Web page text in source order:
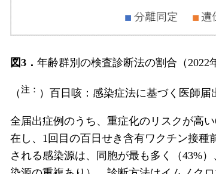
図3． 年齢群別の検査診断法の割合（2022
（注： ）百日咳：感染症法に基づく医師
全届出症例のうち、重症化のリスクが高
在し、1回目の百日せき含有ワクチン接種
される感染源は、同胞が最も多く（43%